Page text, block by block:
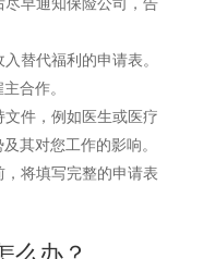
替代福利的申请表。
合作。
件，例如医生或医疗
其对您工作的影响。
将填写完整的申请表
么办？